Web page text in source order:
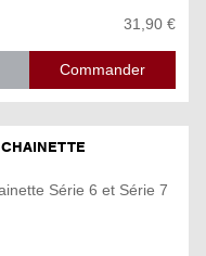
31,90 €
Série 6 et Série 7